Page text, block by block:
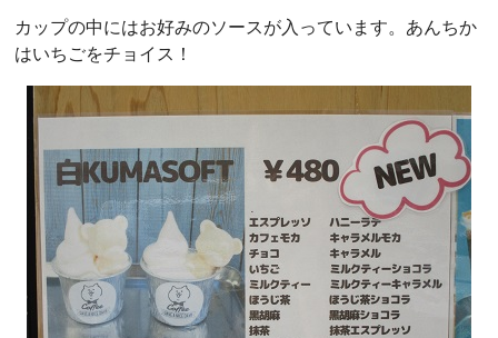
カップの中にはお好みのソースが入っています。あんちか
はいちごをチョイス！